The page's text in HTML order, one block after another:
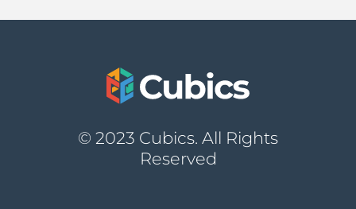
© 2023 Cubics. All Rights
Reserved